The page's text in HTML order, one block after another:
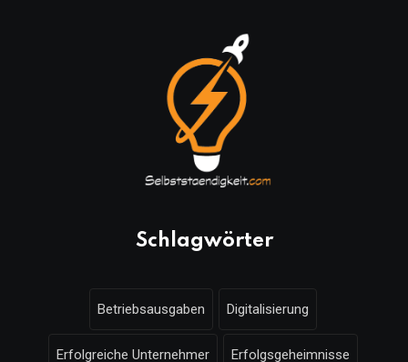
Schlagwörter
Betriebsausgaben Digitalisierung
Erfolgreiche Unternehmer Erfolgsgeheimnisse